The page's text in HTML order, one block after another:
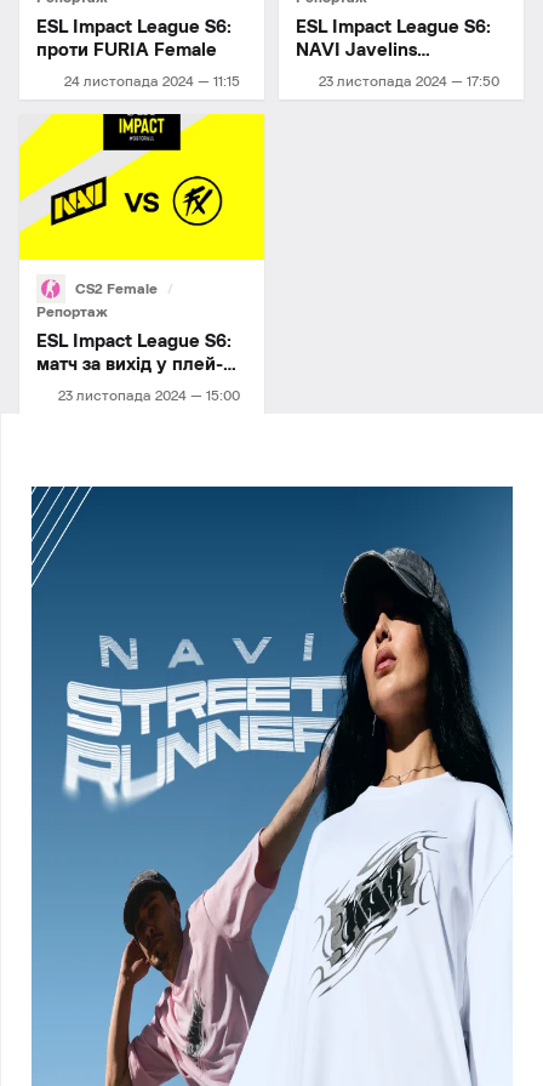
24 листопада 2024 — 11:15
ESL Impact League S6:
проти FURIA Female
23 листопада 2024 — 17:50
ESL Impact League S6:
NAVI Javelins
проходять у плей-оф!
CS2 Female
Репортаж
23 листопада 2024 — 15:00
ESL Impact League S6:
матч за вихід у плей-
оф